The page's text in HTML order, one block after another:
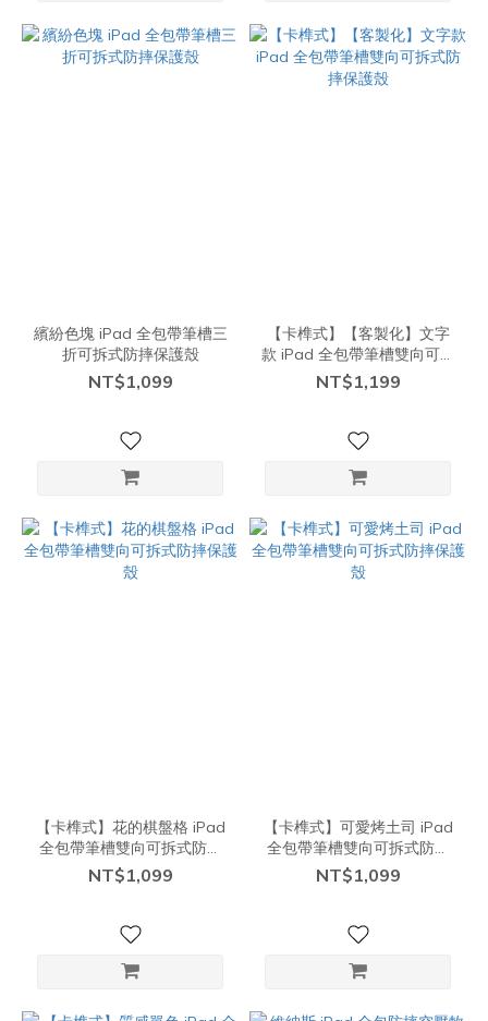
繽紛色塊 iPad 全包帶筆槽三
折可拆式防摔保護殼
NT$1,099
【卡榫式】【客製化】文字
款 iPad 全包帶筆槽雙向可拆
式防摔保護殼
NT$1,199
【卡榫式】花的棋盤格 iPad
全包帶筆槽雙向可拆式防摔
保護殼
NT$1,099
【卡榫式】可愛烤土司 iPad
全包帶筆槽雙向可拆式防摔
保護殼
NT$1,099